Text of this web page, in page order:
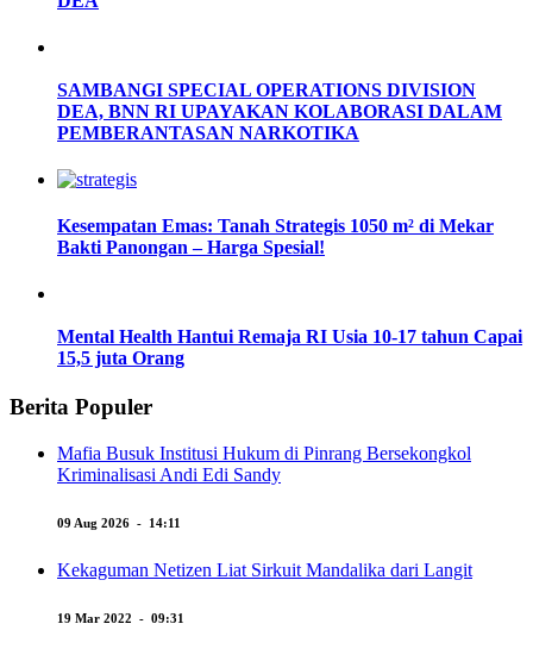
SAMBANGI SPECIAL OPERATIONS DIVISION
DEA, BNN RI UPAYAKAN KOLABORASI DALAM
PEMBERANTASAN NARKOTIKA
Kesempatan Emas: Tanah Strategis 1050 m² di Mekar
Bakti Panongan – Harga Spesial!
Mental Health Hantui Remaja RI Usia 10-17 tahun Capai
15,5 juta Orang
Berita Populer
Mafia Busuk Institusi Hukum di Pinrang Bersekongkol
Kriminalisasi Andi Edi Sandy
09 Aug 2026 - 14:11
Kekaguman Netizen Liat Sirkuit Mandalika dari Langit
19 Mar 2022 - 09:31